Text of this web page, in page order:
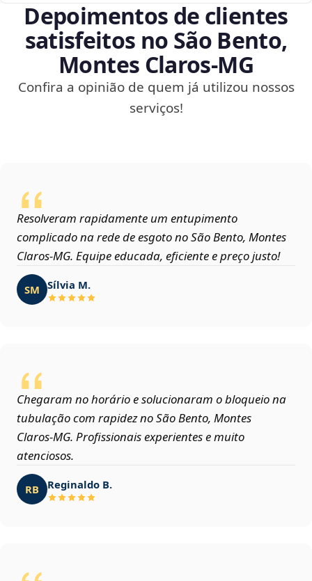
Depoimentos de clientes
satisfeitos no São Bento,
Montes Claros‑MG
Confira a opinião de quem já utilizou nossos
serviços!
Resolveram rapidamente um entupimento
complicado na rede de esgoto no São Bento, Montes
Claros‑MG. Equipe educada, eficiente e preço justo!
SM Sílvia M.
Chegaram no horário e solucionaram o bloqueio na
tubulação com rapidez no São Bento, Montes
Claros‑MG. Profissionais experientes e muito
atenciosos.
RB Reginaldo B.